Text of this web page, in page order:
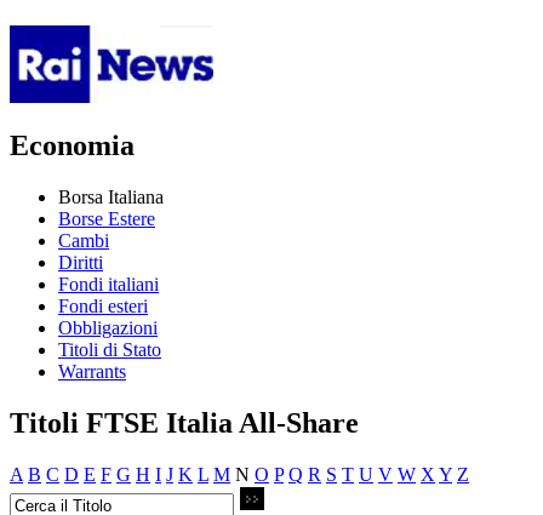
Economia
Borsa Italiana
Borse Estere
Cambi
Diritti
Fondi italiani
Fondi esteri
Obbligazioni
Titoli di Stato
Warrants
Titoli FTSE Italia All-Share
A B C D E F G H I J K L M N O P Q R S T U V W X Y Z